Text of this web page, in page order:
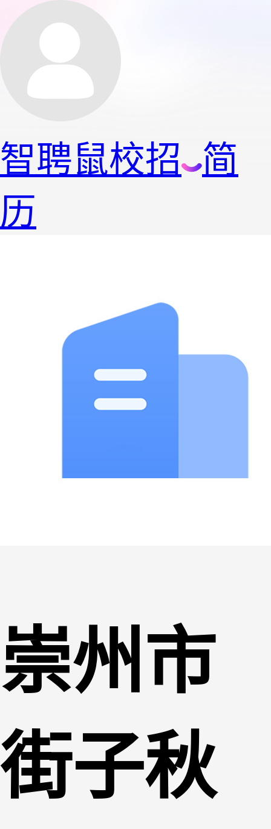
智聘鼠校招
简
历
崇州市
街子秋